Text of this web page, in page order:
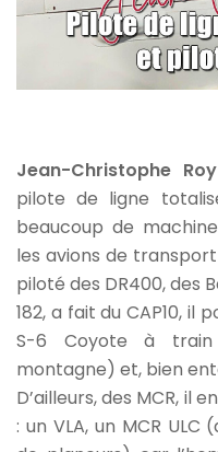
Jean-Christophe Roy
pilote de ligne
beaucoup de
les avions de
piloté des DR400, des
182, a fait du CAP10, il
S-6 Coyote à
montagne) et, bien
D’ailleurs, des MCR, il
: un VLA, un MCR